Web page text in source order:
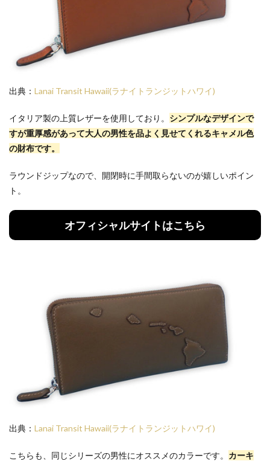
出典： Lanai Transit Hawaii(ラナイトランジットハワイ)
イタリア製の上質レザーを使用しており。 シンプルなデザインで
すが重厚感があって大人の男性を品よく見せてくれるキャメル色
の財布です。
ラウンドジップなので、開閉時に手間取らないのが嬉しいポイン
ト。
オフィシャルサイトはこちら
出典： Lanai Transit Hawaii(ラナイトランジットハワイ)
こちらも、同じシリーズの男性にオススメのカラーです。 カーキ